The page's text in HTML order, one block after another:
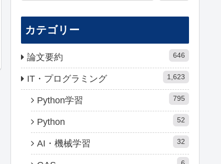
カテゴリー
論文要約 646
IT・プログラミング 1,623
Python学習 795
Python 52
AI・機械学習 32